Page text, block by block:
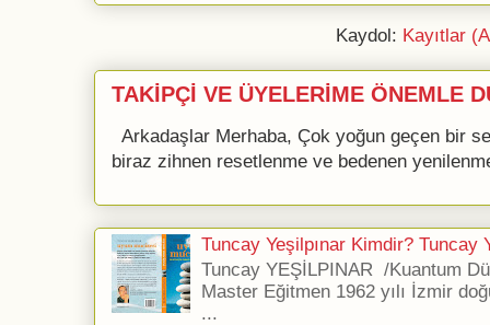
Kaydol: Kayıtlar
TAKİPÇİ VE ÜYELERİME ÖNEMLE
Arkadaşlar Merhaba, Çok yoğun geçen bir
biraz zihnen resetlenme ve bedenen
Tuncay Yeşilpınar Kimdir? Tuncay
Tuncay YEŞİLPINAR /Kuantum
Master Eğitmen 1962 yılı İzmir
...